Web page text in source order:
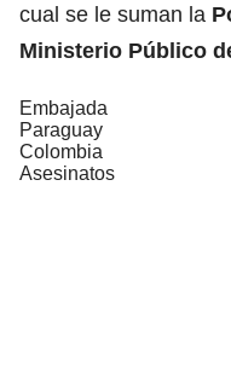
cual se le suman la
Ministerio Público
Embajada
Paraguay
Colombia
Asesinatos